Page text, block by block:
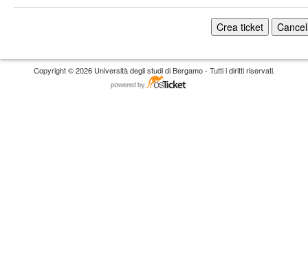
Copyright © 2026 Università degli studi di Bergamo - Tutti i diritti riservati.